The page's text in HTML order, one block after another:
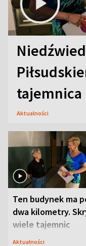
tajemnica
Aktualności
Ten budynek ma
dwa kilometry.
wiele tajemnic
Aktualności